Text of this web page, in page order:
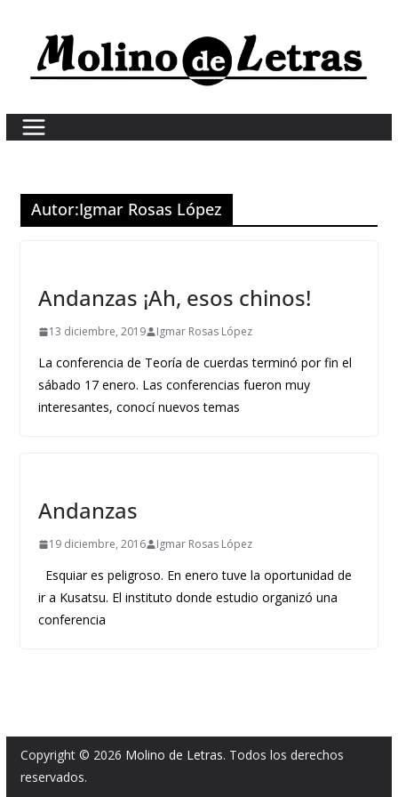
content
Autor:Igmar Rosas López
Andanzas ¡Ah, esos chinos!
13 diciembre, 2019 Igmar Rosas López
La conferencia de Teoría de cuerdas terminó por fin el
sábado 17 enero. Las conferencias fueron muy
interesantes, conocí nuevos temas
Andanzas
19 diciembre, 2016 Igmar Rosas López
Esquiar es peligroso. En enero tuve la oportunidad de
ir a Kusatsu. El instituto donde estudio organizó una
conferencia
Copyright © 2026 Molino de Letras. Todos los derechos
reservados.